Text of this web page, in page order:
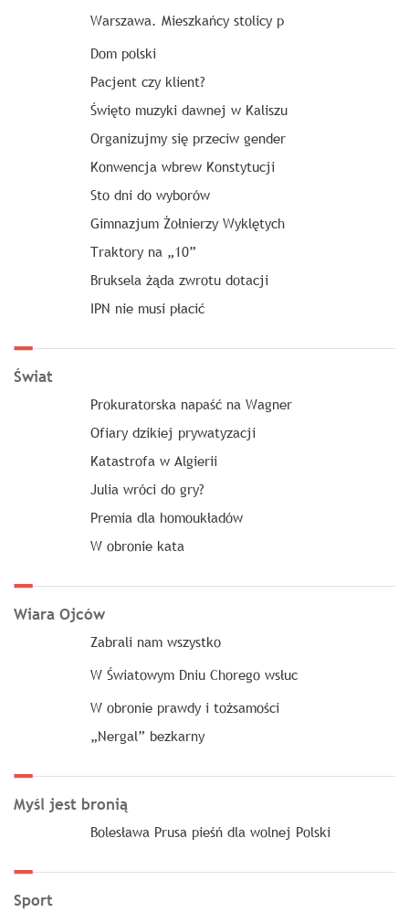
Warszawa. Mieszkańcy stolicy p
Dom polski
Pacjent czy klient?
Święto muzyki dawnej w Kaliszu
Organizujmy się przeciw gender
Konwencja wbrew Konstytucji
Sto dni do wyborów
Gimnazjum Żołnierzy Wyklętych
Traktory na „10”
Bruksela żąda zwrotu dotacji
IPN nie musi płacić
Świat
Prokuratorska napaść na Wagner
Ofiary dzikiej prywatyzacji
Katastrofa w Algierii
Julia wróci do gry?
Premia dla homoukładów
W obronie kata
Wiara Ojców
Zabrali nam wszystko
W Światowym Dniu Chorego wsłuc
W obronie prawdy i tożsamości
„Nergal” bezkarny
Myśl jest bronią
Bolesława Prusa pieśń dla wolnej Polski
Sport